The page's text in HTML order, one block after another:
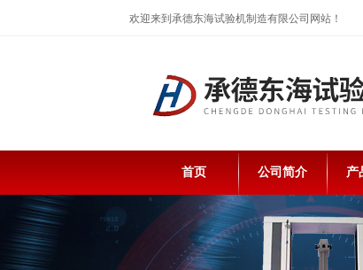
欢迎来到承德东海试验机制造有限公司网站！
首页 公司简介 产